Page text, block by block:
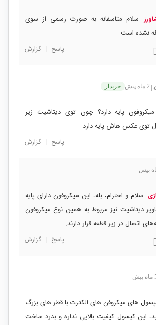
سلام متاسفانه به صورت رسمی از سوی
نشده است.
پاسخ | گزارش
2 ماه پیش خریدار
پایه دارد؟ چون توی دیتاشیت زیر
توی عکس هاش پایه دارد
پاسخ | گزارش
سلام و احترام، بله، این میکروفون دارای پایه
دیتاشیت نیز مربوط به همین نوع میکروفون
اتصال در زیر قطعه قرار دارند.
پاسخ | گزارش
های میکروفن های الکترت با قطر های بزرگ
این کپسول کیفیت بالایی نداره و بدرد ساخت